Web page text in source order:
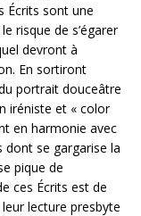
Écrits sont une
risque de s’égarer
devront à
En sortiront
portrait douceâtre
iréniste et « color
en harmonie avec
dont se gargarise la
pique de
ces Écrits est de
lecture presbyte